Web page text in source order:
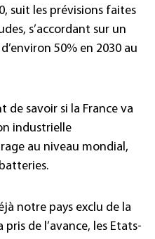
suit les prévisions faites
s’accordant sur un
50% en 2030 au
de savoir si la France va
industrielle
au niveau mondial,
notre pays exclu de la
pris de l’avance, les Etats-